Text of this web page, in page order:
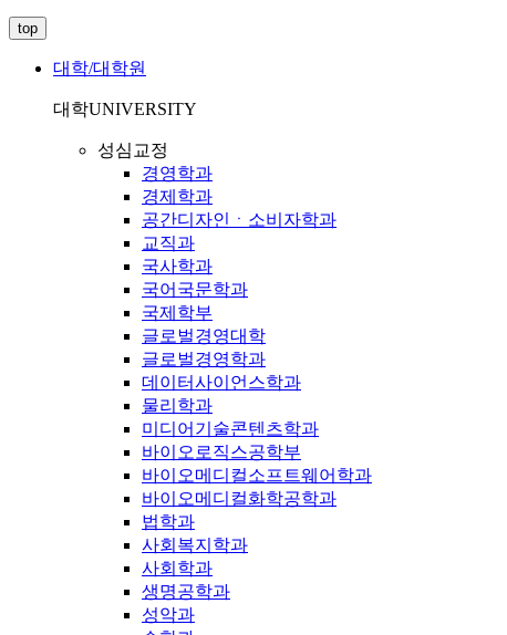
top
대학/대학원
대학UNIVERSITY
성심교정
경영학과
경제학과
공간디자인ㆍ소비자학과
교직과
국사학과
국어국문학과
국제학부
글로벌경영대학
글로벌경영학과
데이터사이언스학과
물리학과
미디어기술콘텐츠학과
바이오로직스공학부
바이오메디컬소프트웨어학과
바이오메디컬화학공학과
법학과
사회복지학과
사회학과
생명공학과
성악과